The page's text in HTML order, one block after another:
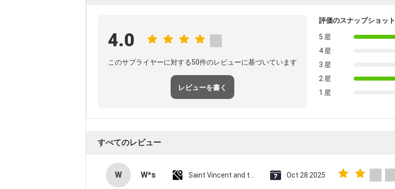
4.0
このサプライヤーに対する50件のレビューに基づいています
レビューを書く
評価のスナップショット
5 星
4 星
3 星
2 星
1 星
すべてのレビュー
W W*s Oct 28.2025